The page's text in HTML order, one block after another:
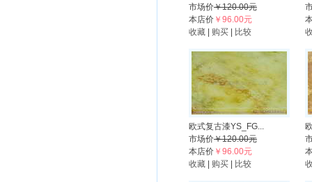
市场价￥120.00元
本店价 ￥96.00元
收藏
购买 比较
欧式复古漆YS_FG...
市场价￥120.00元
本店价 ￥96.00元
收藏
购买 比较